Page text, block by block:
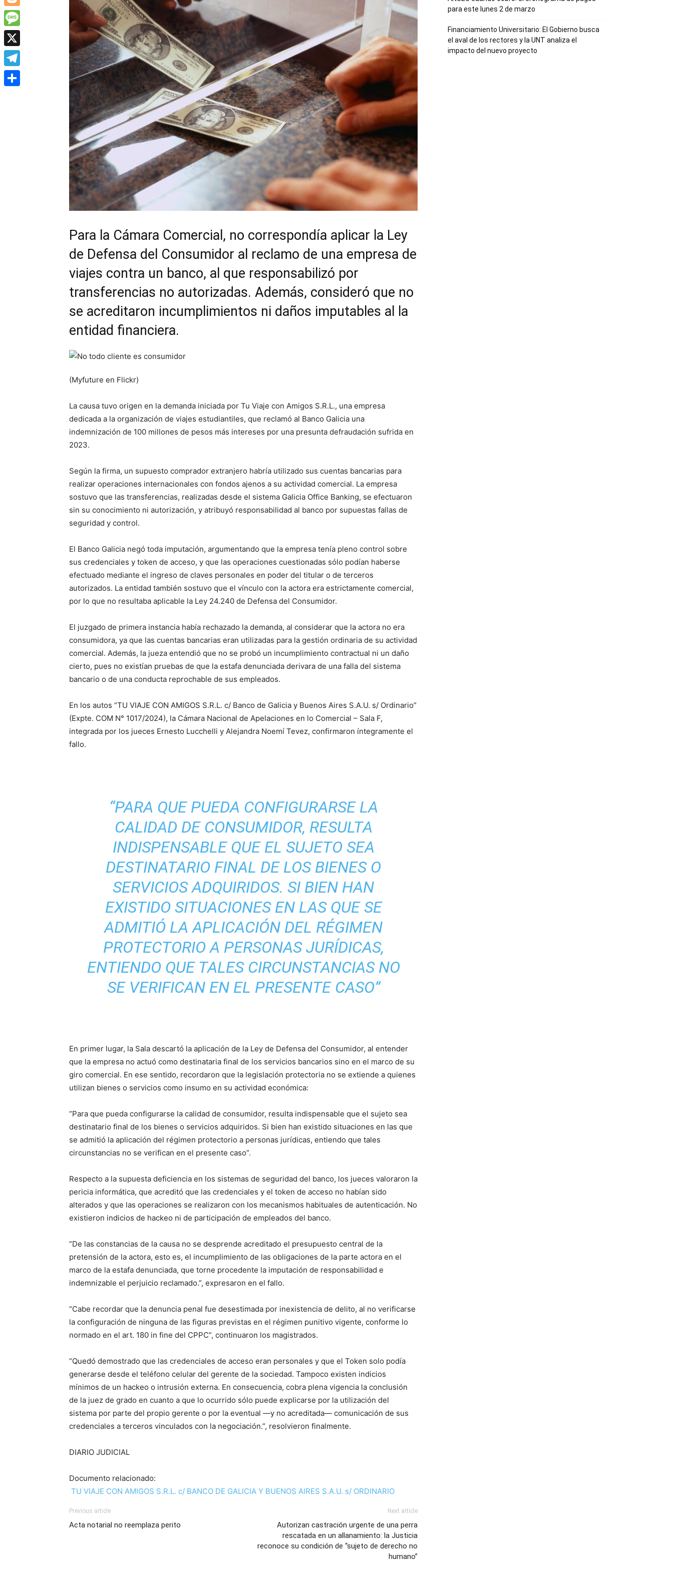
Para la Cámara Comercial, no correspondía aplicar la Ley
de Defensa del Consumidor al reclamo de una empresa de
viajes contra un banco, al que responsabilizó por
transferencias no autorizadas. Además, consideró que no
se acreditaron incumplimientos ni daños imputables al la
entidad financiera.
(Myfuture en Flickr)
La causa tuvo origen en la demanda iniciada por Tu Viaje con Amigos S.R.L., una empresa
dedicada a la organización de viajes estudiantiles, que reclamó al Banco Galicia una
indemnización de 100 millones de pesos más intereses por una presunta defraudación sufrida en
2023.
Según la firma, un supuesto comprador extranjero habría utilizado sus cuentas bancarias para
realizar operaciones internacionales con fondos ajenos a su actividad comercial. La empresa
sostuvo que las transferencias, realizadas desde el sistema Galicia Office Banking, se efectuaron
sin su conocimiento ni autorización, y atribuyó responsabilidad al banco por supuestas fallas de
seguridad y control.
El Banco Galicia negó toda imputación, argumentando que la empresa tenía pleno control sobre
sus credenciales y token de acceso, y que las operaciones cuestionadas sólo podían haberse
efectuado mediante el ingreso de claves personales en poder del titular o de terceros
autorizados. La entidad también sostuvo que el vínculo con la actora era estrictamente comercial,
por lo que no resultaba aplicable la Ley 24.240 de Defensa del Consumidor.
El juzgado de primera instancia había rechazado la demanda, al considerar que la actora no era
consumidora, ya que las cuentas bancarias eran utilizadas para la gestión ordinaria de su actividad
comercial. Además, la jueza entendió que no se probó un incumplimiento contractual ni un daño
cierto, pues no existían pruebas de que la estafa denunciada derivara de una falla del sistema
bancario o de una conducta reprochable de sus empleados.
En los autos “TU VIAJE CON AMIGOS S.R.L. c/ Banco de Galicia y Buenos Aires S.A.U. s/ Ordinario”
(Expte. COM N° 1017/2024), la Cámara Nacional de Apelaciones en lo Comercial – Sala F,
integrada por los jueces Ernesto Lucchelli y Alejandra Noemí Tevez, confirmaron íntegramente el
fallo.
“PARA QUE PUEDA CONFIGURARSE LA
CALIDAD DE CONSUMIDOR, RESULTA
INDISPENSABLE QUE EL SUJETO SEA
DESTINATARIO FINAL DE LOS BIENES O
SERVICIOS ADQUIRIDOS. SI BIEN HAN
EXISTIDO SITUACIONES EN LAS QUE SE
ADMITIÓ LA APLICACIÓN DEL RÉGIMEN
PROTECTORIO A PERSONAS JURÍDICAS,
ENTIENDO QUE TALES CIRCUNSTANCIAS NO
SE VERIFICAN EN EL PRESENTE CASO”
En primer lugar, la Sala descartó la aplicación de la Ley de Defensa del Consumidor, al entender
que la empresa no actuó como destinataria final de los servicios bancarios sino en el marco de su
giro comercial. En ese sentido, recordaron que la legislación protectoria no se extiende a quienes
utilizan bienes o servicios como insumo en su actividad económica:
“Para que pueda configurarse la calidad de consumidor, resulta indispensable que el sujeto sea
destinatario final de los bienes o servicios adquiridos. Si bien han existido situaciones en las que
se admitió la aplicación del régimen protectorio a personas jurídicas, entiendo que tales
circunstancias no se verifican en el presente caso”.
Respecto a la supuesta deficiencia en los sistemas de seguridad del banco, los jueces valoraron la
pericia informática, que acreditó que las credenciales y el token de acceso no habían sido
alterados y que las operaciones se realizaron con los mecanismos habituales de autenticación. No
existieron indicios de hackeo ni de participación de empleados del banco.
“De las constancias de la causa no se desprende acreditado el presupuesto central de la
pretensión de la actora, esto es, el incumplimiento de las obligaciones de la parte actora en el
marco de la estafa denunciada, que torne procedente la imputación de responsabilidad e
indemnizable el perjuicio reclamado.”, expresaron en el fallo.
“Cabe recordar que la denuncia penal fue desestimada por inexistencia de delito, al no verificarse
la configuración de ninguna de las figuras previstas en el régimen punitivo vigente, conforme lo
normado en el art. 180 in fine del CPPC”, continuaron los magistrados.
“Quedó demostrado que las credenciales de acceso eran personales y que el Token solo podía
generarse desde el teléfono celular del gerente de la sociedad. Tampoco existen indicios
mínimos de un hackeo o intrusión externa. En consecuencia, cobra plena vigencia la conclusión
de la juez de grado en cuanto a que lo ocurrido sólo puede explicarse por la utilización del
sistema por parte del propio gerente o por la eventual —y no acreditada— comunicación de sus
credenciales a terceros vinculados con la negociación.”, resolvieron finalmente.
DIARIO JUDICIAL
Documento relacionado:
TU VIAJE CON AMIGOS S.R.L. c/ BANCO DE GALICIA Y BUENOS AIRES S.A.U. s/ ORDINARIO
Previous article
Acta notarial no reemplaza perito
Next article
Autorizan castración urgente de una perra
rescatada en un allanamiento: la Justicia
reconoce su condición de “sujeto de derecho no
humano”
para este lunes 2 de marzo
Financiamiento Universitario: El Gobierno busca
el aval de los rectores y la UNT analiza el
impacto del nuevo proyecto
Blogger
Message
X
Telegram